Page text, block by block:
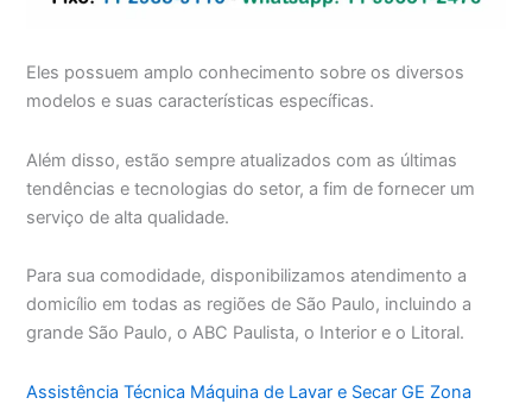
Eles possuem amplo conhecimento sobre os diversos
modelos e suas características específicas.
Além disso, estão sempre atualizados com as últimas
tendências e tecnologias do setor, a fim de fornecer um
serviço de alta qualidade.
Para sua comodidade, disponibilizamos atendimento a
domicílio em todas as regiões de São Paulo, incluindo a
grande São Paulo, o ABC Paulista, o Interior e o Litoral.
Assistência Técnica Máquina de Lavar e Secar GE Zona